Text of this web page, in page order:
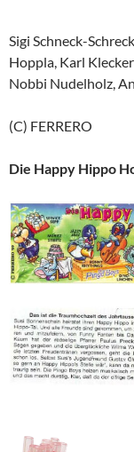
Sigi Schneck-
Hoppla, Karl
Nobbi Nudelholz,
(C) FERRERO
Die Happy Hippo